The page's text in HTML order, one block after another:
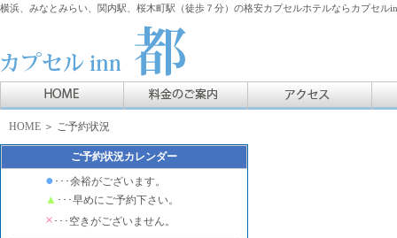
横浜、みなとみらい、関内駅、桜木町駅（徒歩７分）の格安カプセルホテルならカプセル
HOME ＞ ご予約状況
ご予約状況カレンダー
● ･･･余裕がございます。
▲ ･･･早めにご予約下さい。
× ･･･空きがございません。